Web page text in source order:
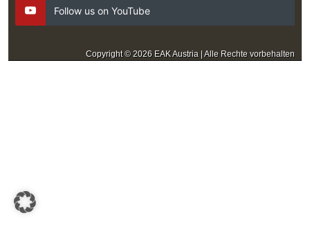
Follow us on YouTube
Copyright © 2026 EAK Austria | Alle Rechte vorbehalten